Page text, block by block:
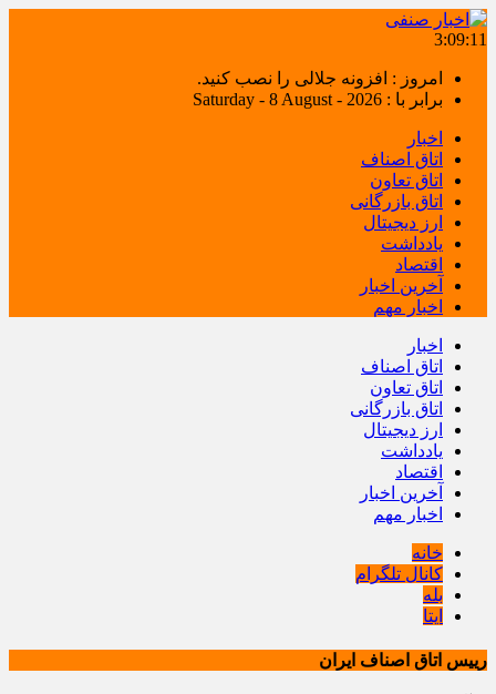
3:09:11
امروز : افزونه جلالی را نصب کنید.
برابر با : Saturday - 8 August - 2026
اخبار
اتاق اصناف
اتاق تعاون
اتاق بازرگانی
ارز دیجیتال
یادداشت
اقتصاد
آخرین اخبار
اخبار مهم
اخبار
اتاق اصناف
اتاق تعاون
اتاق بازرگانی
ارز دیجیتال
یادداشت
اقتصاد
آخرین اخبار
اخبار مهم
خانه
کانال تلگرام
بله
ایتا
رییس اتاق اصناف ایران